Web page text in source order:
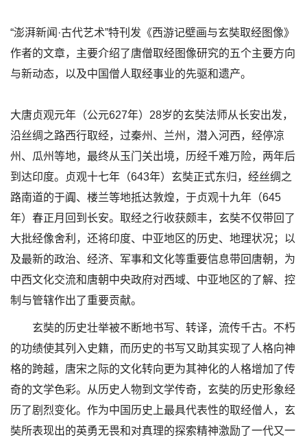
“澎湃新闻·古代艺术”特刊发《西游记壁画与玄奘取经图像》
作者的文章，主要介绍了唐僧取经图像研究的五个主要方向
与新动态，以及中国僧人取经事业的先驱和遗产。
大唐贞观元年（公元627年）28岁的玄奘法师从长安出发，
沿丝绸之路西行取经，过秦州、兰州，潜入河西，经停凉
州、瓜州等地，最终从玉门关出境，历经千难万险，两年后
到达印度。贞观十七年（643年）玄奘正式东归，经丝绸之
路南道的于阗、楼兰等地抵达敦煌，于贞观十九年（645
年）春正月回到长安。取经之行收获颇丰，玄奘不仅带回了
大批经像舍利，还将印度、中亚地区的历史、地理状况；以
及最新的政治、经济、军事和文化等重要信息带回唐朝，为
中西文化交流和唐朝中央政府对西域、中亚地区的了解、控
制与管辖作出了重要贡献。
玄奘的历史壮举被不断地书写、转译，流传千古。不朽
的功绩使其列入史籍，而历史的书写又助其实现了人格向神
格的跨越，唐宋之际的文化转向更为其神化的人格增加了传
奇的文学色彩。从历史人物到文学传奇，玄奘的历史形象经
历了剧烈变化。作为中国历史上最具代表性的取经僧人，玄
奘所表现出的英勇无畏和对真理的探索精神激励了一代又一